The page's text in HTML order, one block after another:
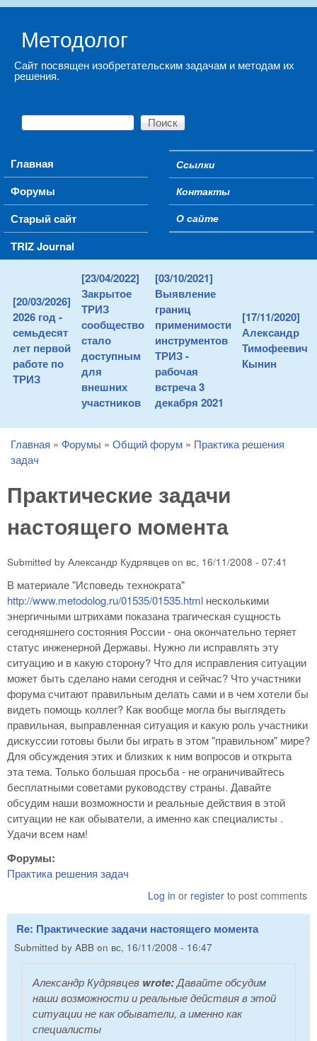
Методолог
Сайт посвящен изобретательским задачам и методам их
решения.
Форма поиска
Поиск
Main menu
Главная
Форумы
Старый сайт
TRIZ Journal
Secondary menu
Ссылки
Контакты
О сайте
[20/03/2026]
2026 год -
семьдесят
лет первой
работе по
ТРИЗ
[23/04/2022]
Закрытое
ТРИЗ
сообщество
стало
доступным
для
внешних
участников
[03/10/2021]
Выявление
границ
применимости
инструментов
ТРИЗ -
рабочая
встреча 3
декабря 2021
[17/11/2020]
Александр
Тимофеевич
Кынин
You are here
Главная » Форумы » Общий форум » Практика решения
задач
Практические задачи
настоящего момента
Submitted by Александр Кудрявцев on вс, 16/11/2008 - 07:41
В материале "Исповедь технократа"
http://www.metodolog.ru/01535/01535.html несколькими
энергичными штрихами показана трагическая сущность
сегодняшнего состояния России - она окончательно теряет
статус инженерной Державы. Нужно ли исправлять эту
ситуацию и в какую сторону? Что для исправления ситуации
может быть сделано нами сегодня и сейчас? Что участники
форума считают правильным делать сами и в чем хотели бы
видеть помощь коллег? Как вообще могла бы выглядеть
правильная, выправленная ситуация и какую роль участники
дискуссии готовы были бы играть в этом "правильном" мире?
Для обсуждения этих и близких к ним вопросов и открыта
эта тема. Только большая просьба - не ограничивайтесь
бесплатными советами руководству страны. Давайте
обсудим наши возможности и реальные действия в этой
ситуации не как обыватели, а именно как специалисты .
Удачи всем нам!
Форумы:
Практика решения задач
Log in or register to post comments
Re: Практические задачи настоящего момента
Submitted by ABB on вс, 16/11/2008 - 16:47
Александр Кудрявцев wrote:Давайте обсудим
наши возможности и реальные действия в этой
ситуации не как обыватели, а именно как
специалисты